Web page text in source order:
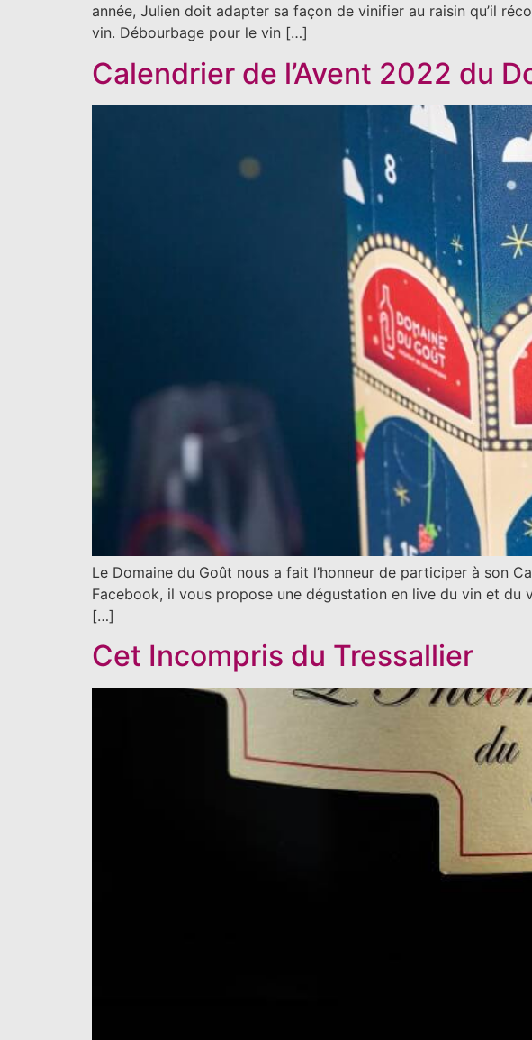
année, Julien doit adapter sa façon de vinifier au raisin qu’il
vin. Débourbage pour le vin […]
Calendrier de l’Avent 2022 du
Le Domaine du Goût nous a fait l’honneur de participer à son
Facebook, il vous propose une dégustation en live du vin et du
[…]
Cet Incompris du Tressallier